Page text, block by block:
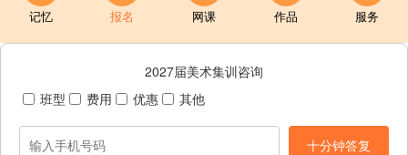
记忆 报名 网课 作品 服务
2027届美术集训咨询
班型
费用 优惠 其他
十分钟答复